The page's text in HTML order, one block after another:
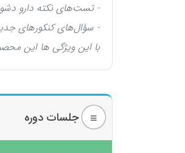
- تست‌های نکته دارو
- سؤال‌های کنکورهای
با این ویژگی ها این محصول شده یه
جلسات دوره